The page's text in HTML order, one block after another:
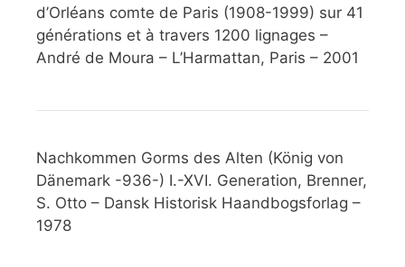
d’Orléans comte de Paris (1908-1999) sur 41
générations et à travers 1200 lignages –
André de Moura – L’Harmattan, Paris – 2001
Nachkommen Gorms des Alten (König von
Dänemark -936-) I.-XVI. Generation, Brenner,
S. Otto – Dansk Historisk Haandbogsforlag –
1978